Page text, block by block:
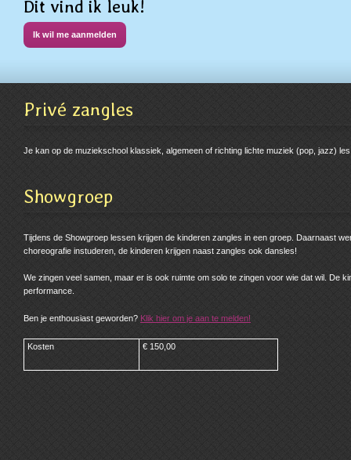
Dit vind ik leuk!
Ik wil me aanmelden
Privé zangles
Je kan op de muziekschool klassiek, algemeen of richting lichte muziek (pop, jazz)
Showgroep
Tijdens de Showgroep lessen krijgen de kinderen zangles in een groep. Daarnaast
choreografie instuderen, de kinderen krijgen naast zangles ook dansles!
We zingen veel samen, maar er is ook ruimte om solo te zingen voor wie dat wil. De
performance.
Ben je enthousiast geworden? Klik hier om je aan te melden!
Kosten € 150,00